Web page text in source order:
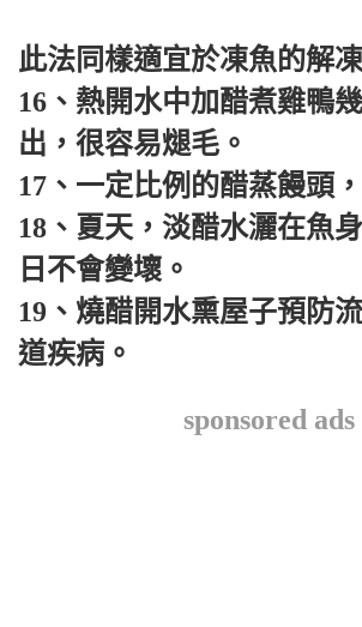
此法同樣適宜於凍魚的解凍
16、熱開水中加醋煮雞鴨
出，很容易煺毛。
17、一定比例的醋蒸饅頭
18、夏天，淡醋水灑在魚
日不會變壞。
19、燒醋開水熏屋子預防
道疾病。
sponsored ads